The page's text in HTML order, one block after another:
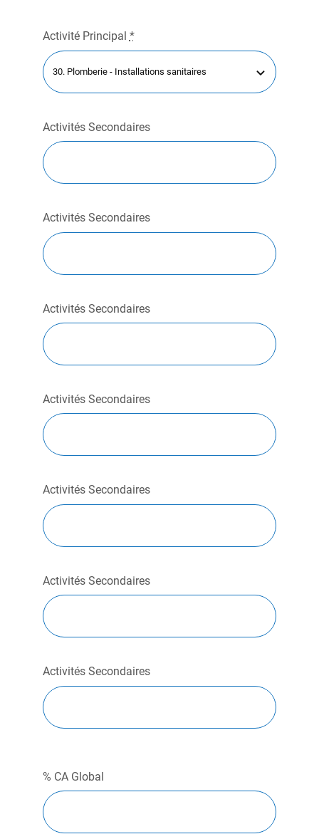
Activité Principal *
Activités Secondaires
Activités Secondaires
Activités Secondaires
Activités Secondaires
Activités Secondaires
Activités Secondaires
Activités Secondaires
% CA Global